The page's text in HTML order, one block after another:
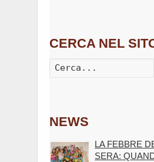
CERCA NEL
NEWS
LA FEBBRE
SERA: